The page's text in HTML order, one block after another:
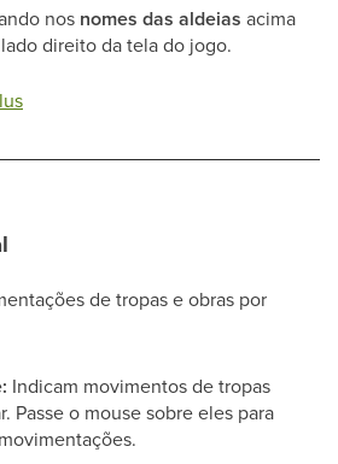
nos nomes das aldeias acima
direito da tela do jogo.
de tropas e obras por
Indicam movimentos de tropas
Passe o mouse sobre eles para